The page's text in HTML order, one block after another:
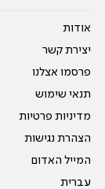
אודות
יצירת קשר
פרסמו אצלנו
תנאי שימוש
מדיניות פרטיות
הצהרת נגישות
המייל האדום
עברית